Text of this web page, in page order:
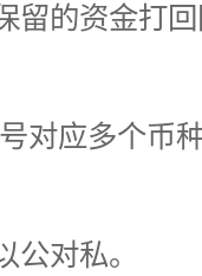
留的资金打
对应多个币
公对私。